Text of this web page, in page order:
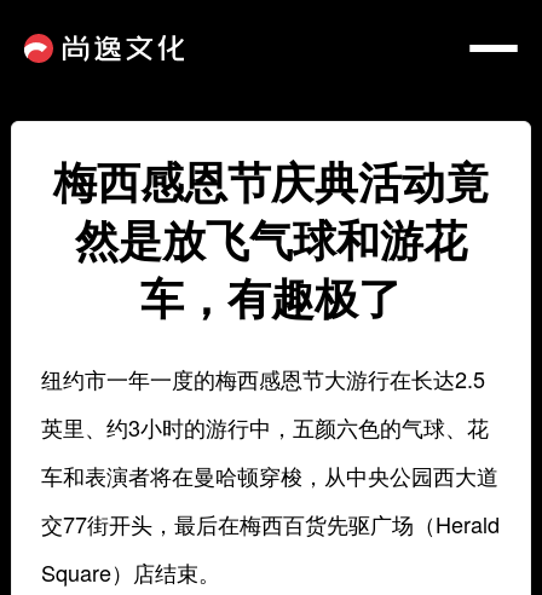
梅西感恩节庆典活动竟
然是放飞气球和游花
车，有趣极了
纽约市一年一度的梅西感恩节大游行在长达2.5
英里、约3小时的游行中，五颜六色的气球、花
车和表演者将在曼哈顿穿梭，从中央公园西大道
交77街开头，最后在梅西百货先驱广场（Herald
Square）店结束。